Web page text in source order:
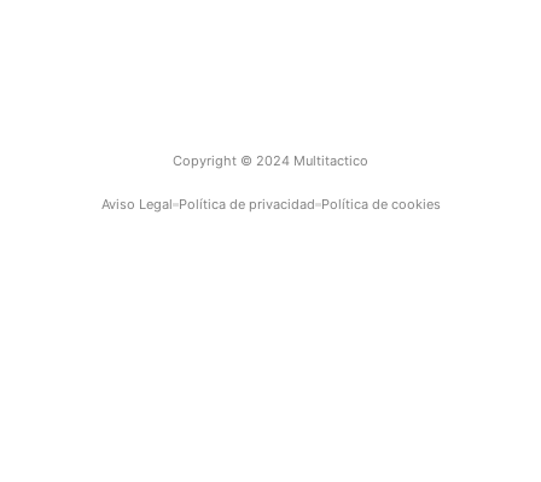
Copyright © 2024 Multitactico
Aviso Legal Política de privacidad Política de cookies